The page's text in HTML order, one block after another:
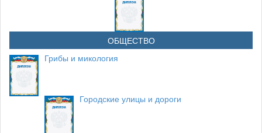
ОБЩЕСТВО
Грибы и микология
Городские улицы и дороги